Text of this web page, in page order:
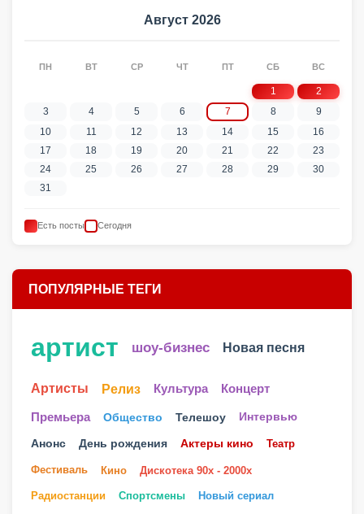
Август 2026
ПН ВТ СР ЧТ ПТ СБ ВС
1
2
3
4 5 6 7 8
9
10
11 12 13 14 15
16
17
18 19 20 21 22
23
24
25 26 27 28 29
30
31
Есть посты Сегодня
ПОПУЛЯРНЫЕ ТЕГИ
артист шоу-бизнес Новая песня
Артисты Релиз Культура Концерт
Премьера Общество Телешоу Интервью
Анонс День рождения Актеры кино Театр
Фестиваль Кино Дискотека 90х - 2000х
Радиостанции Спортсмены Новый сериал